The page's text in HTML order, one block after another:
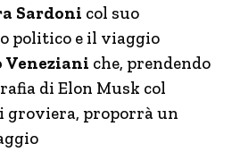
Sardoni col suo
politico e il viaggio
Veneziani che, prendendo
di Elon Musk col
groviera, proporrà un